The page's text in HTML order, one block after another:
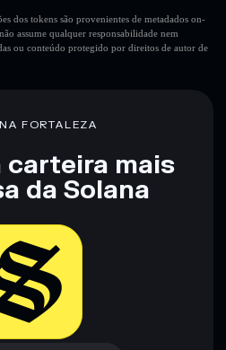
dos tokens são provenientes de metadados on-
assume qualquer responsabilidade nem
ou conteúdo protegido por direitos de autor de
FORTALEZA
carteira mais
da Solana
agora